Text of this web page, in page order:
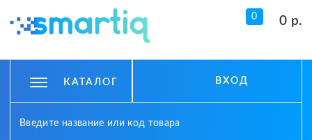
0 0 р.
КАТАЛОГ ВХОД